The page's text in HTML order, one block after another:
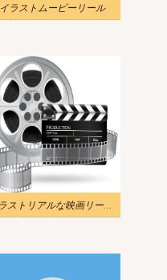
イラストムービーリール
イラストリアルな映画リールとカチンコpng